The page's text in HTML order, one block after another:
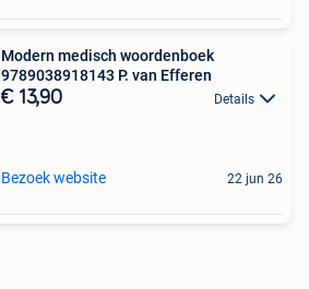
Modern medisch woordenboek
9789038918143 P. van Efferen
€ 13,90 Details
Bezoek website 22 jun 26